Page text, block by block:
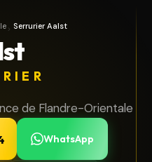
Orientale
Serrurier Aalst
de Flandre-Orientale
WhatsApp